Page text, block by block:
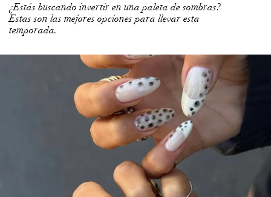
¿Estás buscando invertir en una paleta de sombras?
Estas son las mejores opciones para llevar esta
temporada.